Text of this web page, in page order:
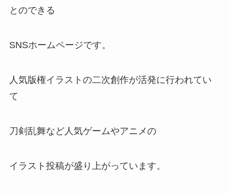
とのできる
SNSホームページです。
人気版権イラストの二次創作が活発に行われてい
て
刀剣乱舞など人気ゲームやアニメの
イラスト投稿が盛り上がっています。